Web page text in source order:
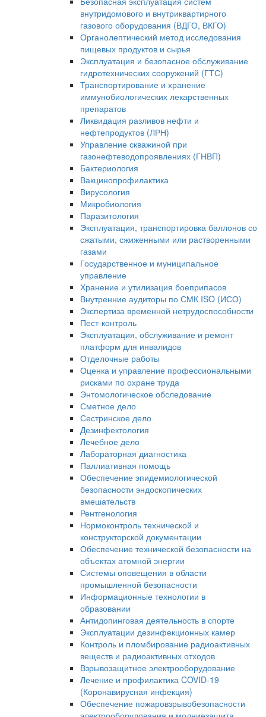
внутридомового и внутриквартирного
газового оборудования (ВДГО, ВКГО)
Органолептический метод исследования
пищевых продуктов и сырья
Эксплуатация и безопасное обслуживание
гидротехнических сооружений (ГТС)
Транспортирование и хранение
иммунобиологических лекарственных
препаратов
Ликвидация разливов нефти и
нефтепродуктов (ЛРН)
Управление скважиной при
газонефтеводопроявлениях (ГНВП)
Бактериология
Вакцинопрофилактика
Вирусология
Микробиология
Паразитология
Эксплуатация, транспортировка баллонов со
сжатыми, сжиженными или растворенными
газами
Государственное и муниципальное
управление
Хранение и утилизация боеприпасов
Внутренние аудиторы по СМК ISO (ИСО)
Экспертиза временной нетрудоспособности
Пест-контроль
Эксплуатация, обслуживание и ремонт
платформ для инвалидов
Отделочные работы
Оценка и управление профессиональными
рисками по охране труда
Энтомологическое обследование
Сметное дело
Сестринское дело
Дезинфектология
Лечебное дело
Лабораторная диагностика
Паллиативная помощь
Обеспечение эпидемиологической
безопасности эндоскопических
вмешательств
Рентгенология
Нормоконтроль технической и
конструкторской документации
Обеспечение технической безопасности на
объектах атомной энергии
Системы оповещения в области
промышленной безопасности
Информационные технологии в
образовании
Антидопинговая деятельность в спорте
Эксплуатации дезинфекционных камер
Контроль и пломбирование радиоактивных
веществ и радиоактивных отходов
Взрывозащитное электрооборудование
Лечение и профилактика COVID-19
(Коронавирусная инфекция)
Обеспечение пожаровзрывобезопасности